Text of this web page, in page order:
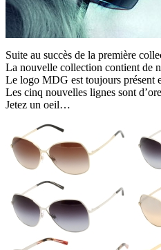
Suite au succès de la première
La nouvelle collection contient de
Le logo MDG est toujours présent
Les cinq nouvelles lignes sont
Jetez un oeil…